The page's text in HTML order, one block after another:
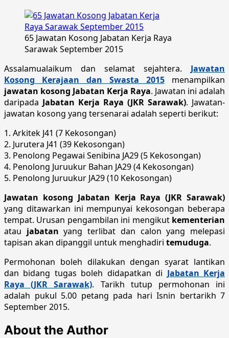
65 Jawatan Kosong Jabatan Kerja Raya
Sarawak September 2015
Assalamualaikum dan selamat sejahtera. Jawatan
Kosong Kerajaan dan Swasta 2015 menampilkan
jawatan kosong Jabatan Kerja Raya. Jawatan ini adalah
daripada Jabatan Kerja Raya (JKR Sarawak). Jawatan-
jawatan kosong yang tersenarai adalah seperti berikut:
1. Arkitek J41 (7 Kekosongan)
2. Jurutera J41 (39 Kekosongan)
3. Penolong Pegawai Senibina JA29 (5 Kekosongan)
4. Penolong Juruukur Bahan JA29 (4 Kekosongan)
5. Penolong Juruukur JA29 (10 Kekosongan)
Jawatan kosong Jabatan Kerja Raya (JKR Sarawak)
yang ditawarkan ini mempunyai kekosongan beberapa
tempat. Urusan pengambilan ini mengikut kementerian
atau jabatan yang terlibat dan calon yang melepasi
tapisan akan dipanggil untuk menghadiri temuduga.
Permohonan boleh dilakukan dengan syarat lantikan
dan bidang tugas boleh didapatkan di Jabatan Kerja
Raya (JKR Sarawak). Tarikh tutup permohonan ini
adalah pukul 5.00 petang pada hari Isnin bertarikh 7
September 2015.
About the Author